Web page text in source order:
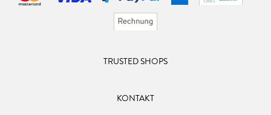
TRUSTED SHOPS
KONTAKT